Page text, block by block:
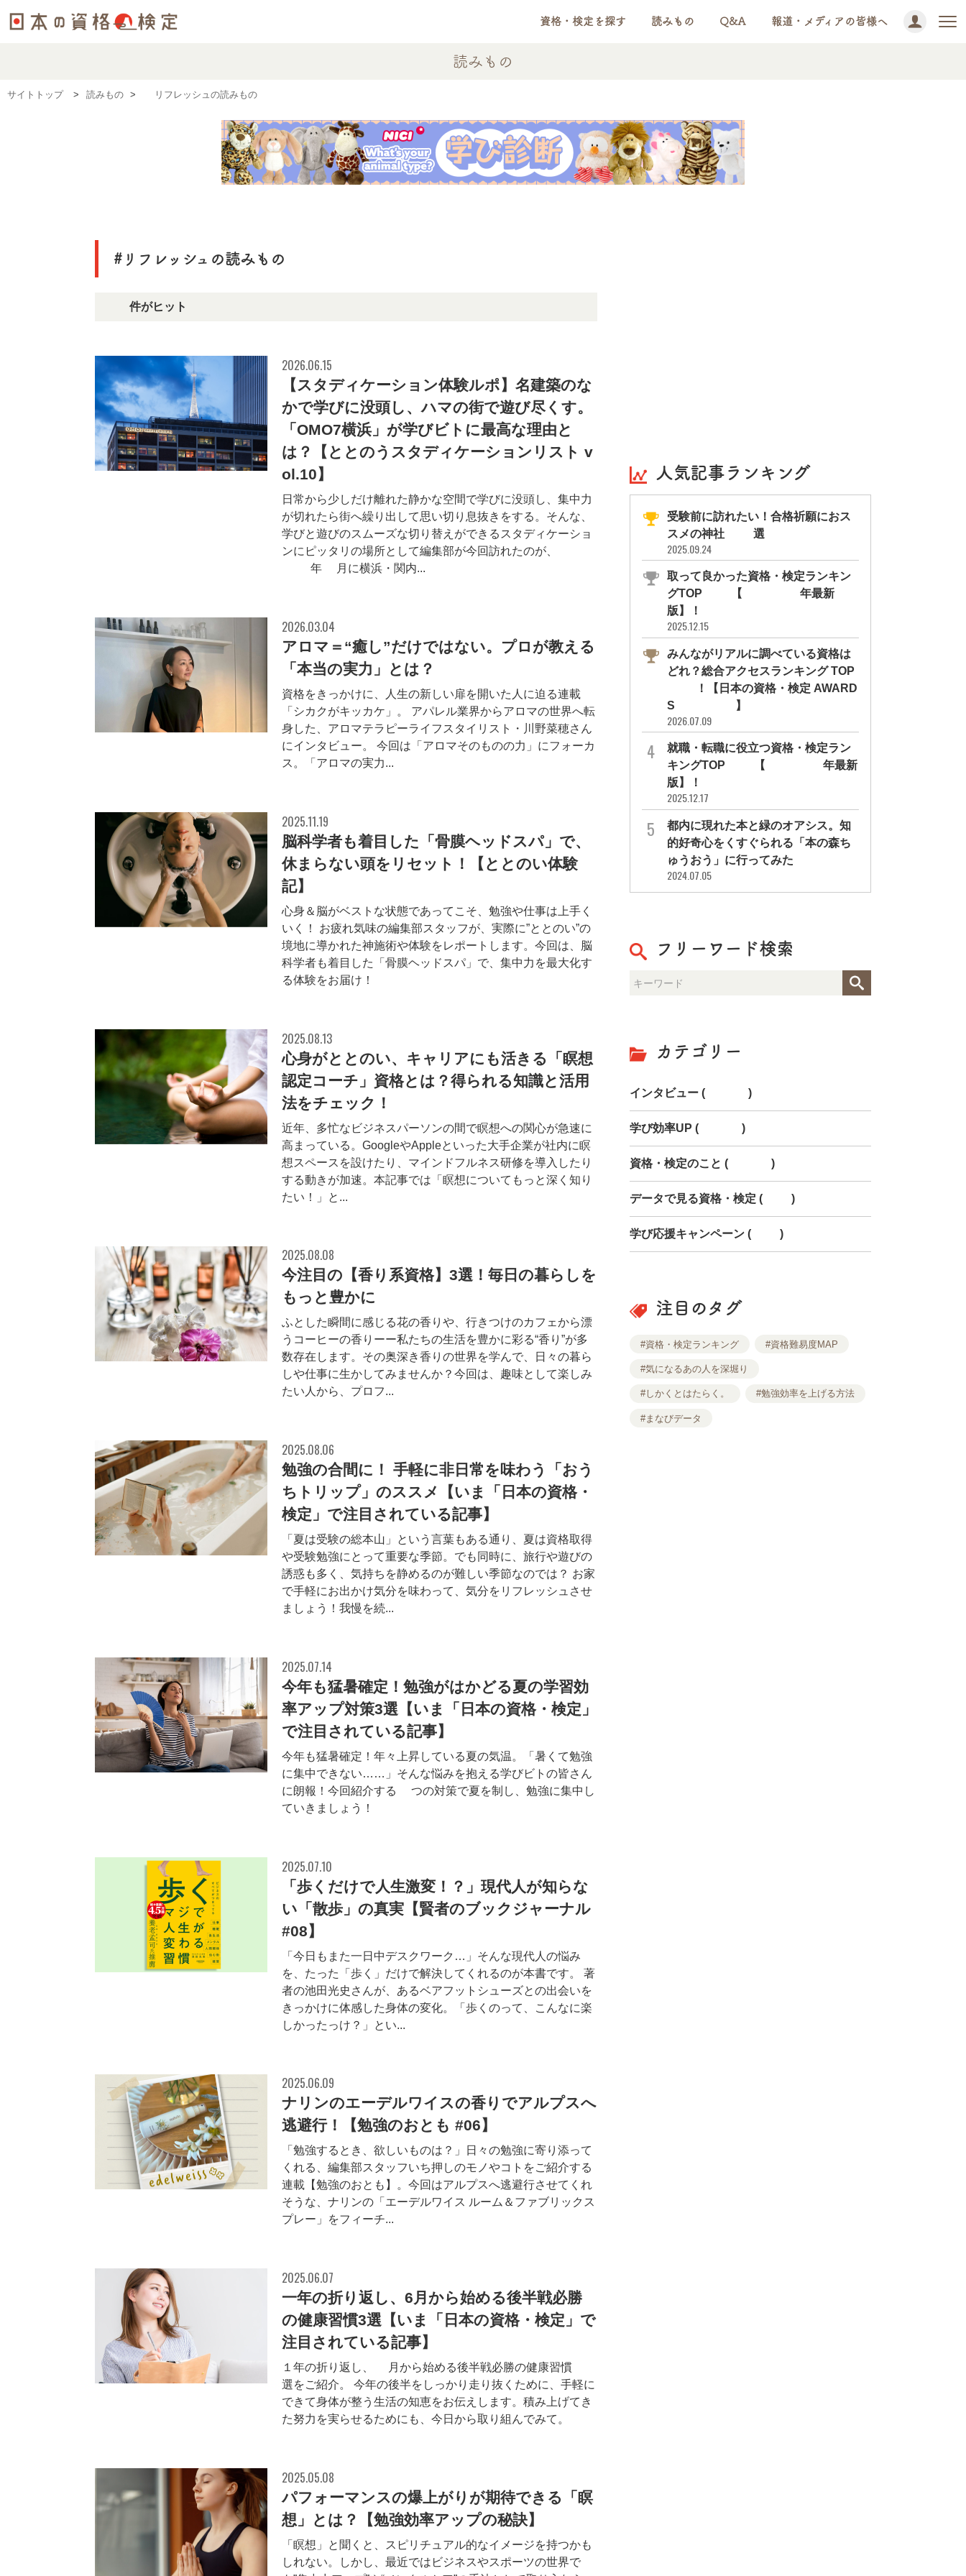
資格・検定を探す 読みもの Q&A 報道・メディアの皆様へ
読みもの
サイトトップ 読みもの #リフレッシュの読みもの
#リフレッシュの読みもの
35件がヒット
2026.06.15
【スタディケーション体験ルポ】名建築のな
かで学びに没頭し、ハマの街で遊び尽くす。
「OMO7横浜」が学びビトに最高な理由と
は？【ととのうスタディケーションリスト v
ol.10】
日常から少しだけ離れた静かな空間で学びに没頭し、集中力
が切れたら街へ繰り出して思い切り息抜きをする。そんな、
学びと遊びのスムーズな切り替えができるスタディケーショ
ンにピッタリの場所として編集部が今回訪れたのが、20
26年4月に横浜・関内...
2026.03.04
アロマ＝“癒し”だけではない。プロが教える
「本当の実力」とは？
資格をきっかけに、人生の新しい扉を開いた人に迫る連載
「シカクがキッカケ」。 アパレル業界からアロマの世界へ転
身した、アロマテラピーライフスタイリスト・川野菜穂さん
にインタビュー。 今回は「アロマそのものの力」にフォーカ
ス。「アロマの実力...
2025.11.19
脳科学者も着目した「骨膜ヘッドスパ」で、
休まらない頭をリセット！【ととのい体験
記】
心身＆脳がベストな状態であってこそ、勉強や仕事は上手く
いく！ お疲れ気味の編集部スタッフが、実際に”ととのい”の
境地に導かれた神施術や体験をレポートします。今回は、脳
科学者も着目した「骨膜ヘッドスパ」で、集中力を最大化す
る体験をお届け！
2025.08.13
心身がととのい、キャリアにも活きる「瞑想
認定コーチ」資格とは？得られる知識と活用
法をチェック！
近年、多忙なビジネスパーソンの間で瞑想への関心が急速に
高まっている。GoogleやAppleといった大手企業が社内に瞑
想スペースを設けたり、マインドフルネス研修を導入したり
する動きが加速。本記事では「瞑想についてもっと深く知り
たい！」と...
2025.08.08
今注目の【香り系資格】3選！毎日の暮らしを
もっと豊かに
ふとした瞬間に感じる花の香りや、行きつけのカフェから漂
うコーヒーの香りーー私たちの生活を豊かに彩る“香り”が多
数存在します。その奥深き香りの世界を学んで、日々の暮ら
しや仕事に生かしてみませんか？今回は、趣味として楽しみ
たい人から、プロフ...
2025.08.06
勉強の合間に！ 手軽に非日常を味わう「おう
ちトリップ」のススメ【いま「日本の資格・
検定」で注目されている記事】
「夏は受験の総本山」という言葉もある通り、夏は資格取得
や受験勉強にとって重要な季節。でも同時に、旅行や遊びの
誘惑も多く、気持ちを静めるのが難しい季節なのでは？ お家
で手軽にお出かけ気分を味わって、気分をリフレッシュさせ
ましょう！我慢を続...
2025.07.14
今年も猛暑確定！勉強がはかどる夏の学習効
率アップ対策3選【いま「日本の資格・検定」
で注目されている記事】
今年も猛暑確定！年々上昇している夏の気温。「暑くて勉強
に集中できない……」そんな悩みを抱える学びビトの皆さん
に朗報！今回紹介する3つの対策で夏を制し、勉強に集中し
ていきましょう！
2025.07.10
「歩くだけで人生激変！？」現代人が知らな
い「散歩」の真実【賢者のブックジャーナル
#08】
「今日もまた一日中デスクワーク…」そんな現代人の悩み
を、たった「歩く」だけで解決してくれるのが本書です。 著
者の池田光史さんが、あるベアフットシューズとの出会いを
きっかけに体感した身体の変化。「歩くのって、こんなに楽
しかったっけ？」とい...
2025.06.09
ナリンのエーデルワイスの香りでアルプスへ
逃避行！【勉強のおとも #06】
「勉強するとき、欲しいものは？」日々の勉強に寄り添って
くれる、編集部スタッフいち押しのモノやコトをご紹介する
連載【勉強のおとも】。今回はアルプスへ逃避行させてくれ
そうな、ナリンの「エーデルワイス ルーム＆ファブリックス
プレー」をフィーチ...
2025.06.07
一年の折り返し、6月から始める後半戦必勝
の健康習慣3選【いま「日本の資格・検定」で
注目されている記事】
１年の折り返し、6月から始める後半戦必勝の健康習慣3
選をご紹介。 今年の後半をしっかり走り抜くために、手軽に
できて身体が整う生活の知恵をお伝えします。積み上げてき
た努力を実らせるためにも、今日から取り組んでみて。
2025.05.08
パフォーマンスの爆上がりが期待できる「瞑
想」とは？【勉強効率アップの秘訣】
「瞑想」と聞くと、スピリチュアル的なイメージを持つかも
しれない。しかし、最近ではビジネスやスポーツの世界で
人気記事ランキング
受験前に訪れたい！合格祈願におス
スメの神社11選
2025.09.24
取って良かった資格・検定ランキン
グTOP10【2026年最新
版】！
2025.12.15
みんながリアルに調べている資格は
どれ？総合アクセスランキング TOP
10！【日本の資格・検定 AWARD
S 2026】
2026.07.09
就職・転職に役立つ資格・検定ラン
キングTOP30【2026年最新
版】！
2025.12.17
都内に現れた本と緑のオアシス。知
的好奇心をくすぐられる「本の森ち
ゅうおう」に行ってみた
2024.07.05
フリーワード検索
カテゴリー
インタビュー (154)
学び効率UP (268)
資格・検定のこと (150)
データで見る資格・検定 (85)
学び応援キャンペーン (78)
注目のタグ
#資格・検定ランキング #資格難易度MAP
#気になるあの人を深堀り
#しかくとはたらく。 #勉強効率を上げる方法
#まなびデータ